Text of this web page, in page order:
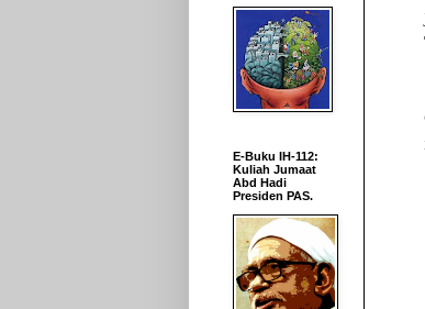
E-Buku IH-112:
Kuliah Jumaat
Abd Hadi
Presiden PAS.